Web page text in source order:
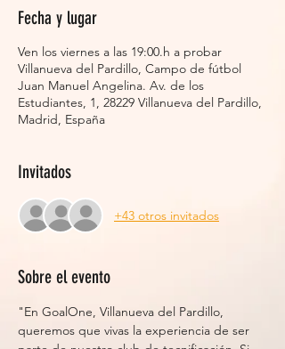
Fecha y lugar
Ven los viernes a las 19:00.h a probar
Villanueva del Pardillo, Campo de fútbol
Juan Manuel Angelina. Av. de los
Estudiantes, 1, 28229 Villanueva del Pardillo,
Madrid, España
Invitados
+43 otros invitados
Sobre el evento
"En GoalOne, Villanueva del Pardillo,
queremos que vivas la experiencia de ser